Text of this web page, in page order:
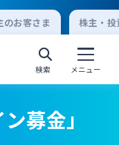
お客さま 株主・
検索 メニュー
ンキング
募金」